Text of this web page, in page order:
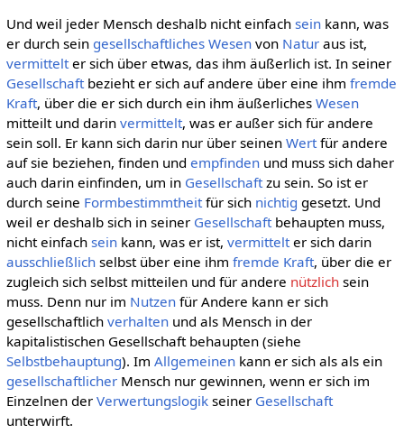
Und weil jeder Mensch deshalb nicht einfach seinkann, was
er durch sein gesellschaftliches Wesenvon Naturaus ist,
vermittelter sich über etwas, das ihm äußerlich ist. In seiner
Gesellschaftbezieht er sich auf andere über eine ihm fremde
Kraft, über die er sich durch ein ihm äußerliches Wesen
mitteilt und darin vermittelt, was er außer sich für andere
sein soll. Er kann sich darin nur über seinen Wertfür andere
auf sie beziehen, finden und empfindenund muss sich daher
auch darin einfinden, um in Gesellschaftzu sein. So ist er
durch seine Formbestimmtheitfür sich nichtig gesetzt. Und
weil er deshalb sich in seiner Gesellschaftbehaupten muss,
nicht einfach seinkann, was er ist, vermittelter sich darin
ausschließlichselbst über eine ihm fremde Kraft, über die er
zugleich sich selbst mitteilen und für andere nützlichsein
muss. Denn nur im Nutzenfür Andere kann er sich
gesellschaftlich verhaltenund als Mensch in der
kapitalistischen Gesellschaft behaupten (siehe
Selbstbehauptung). Im Allgemeinenkann er sich als als ein
gesellschaftlicherMensch nur gewinnen, wenn er sich im
Einzelnen der Verwertungslogikseiner Gesellschaft
unterwirft.